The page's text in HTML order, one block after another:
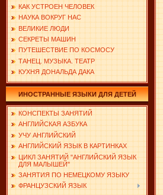
КАК УСТРОЕН ЧЕЛОВЕК
НАУКА ВОКРУГ НАС
ВЕЛИКИЕ ЛЮДИ
СЕКРЕТЫ МАШИН
ПУТЕШЕСТВИЕ ПО КОСМОСУ
ТАНЕЦ. МУЗЫКА. ТЕАТР
КУХНЯ ДОНАЛЬДА ДАКА
ИНОСТРАННЫЕ ЯЗЫКИ ДЛЯ ДЕТЕЙ
КОНСПЕКТЫ ЗАНЯТИЙ
АНГЛИЙСКАЯ АЗБУКА
УЧУ АНГЛИЙСКИЙ
АНГЛИЙСКИЙ ЯЗЫК В КАРТИНКАХ
ЦИКЛ ЗАНЯТИЙ "АНГЛИЙСКИЙ ЯЗЫК
ДЛЯ МАЛЫШЕЙ"
ЗАНЯТИЯ ПО НЕМЕЦКОМУ ЯЗЫКУ
ФРАНЦУЗСКИЙ ЯЗЫК